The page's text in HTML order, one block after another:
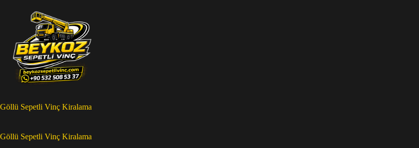
Göllü Sepetli Vinç Kiralama
Göllü Sepetli Vinç Kiralama